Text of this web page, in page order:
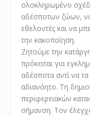
ολοκληρωμένο
αδέσποτων ζώων, να
εθελοντές και να
την κακοποίηση.
Ζητούμε την
πρόκειται για
αδέσποτα αντί να
αδιανόητο. Τη
περιφερειακών
σήμανση. Τον